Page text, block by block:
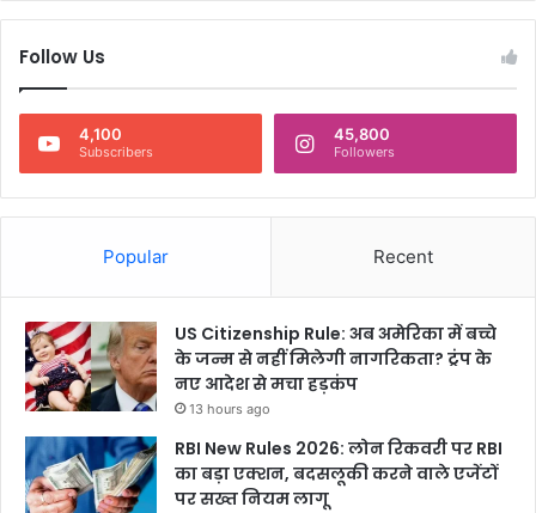
-
ल
सी
की
हा
नी
ले
ई
क
र
व
ट
Follow Us
4,100
Subscribers
45,800
Followers
Popular Recent
US Citizenship Rule: अब अमेरिका में बच्चे
के जन्म से नहीं मिलेगी नागरिकता? ट्रंप के
नए आदेश से मचा हड़कंप
13 hours ago
RBI New Rules 2026: लोन रिकवरी पर RBI
का बड़ा एक्शन, बदसलूकी करने वाले एजेंटों
पर सख्त नियम लागू